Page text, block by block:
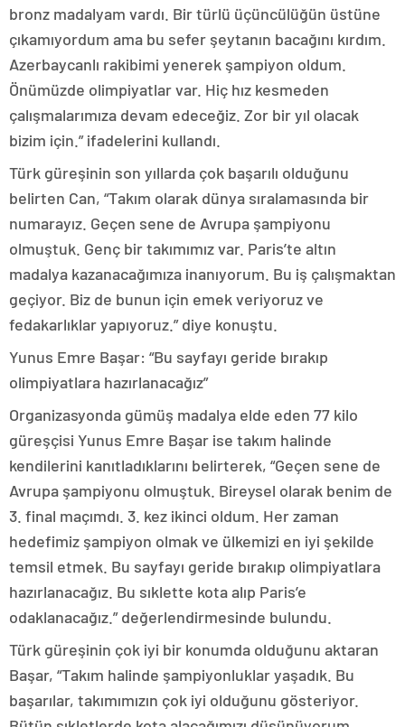
bronz madalyam vardı. Bir türlü üçüncülüğün üstüne
çıkamıyordum ama bu sefer şeytanın bacağını kırdım.
Azerbaycanlı rakibimi yenerek şampiyon oldum.
Önümüzde olimpiyatlar var. Hiç hız kesmeden
çalışmalarımıza devam edeceğiz. Zor bir yıl olacak
bizim için.” ifadelerini kullandı.
Türk güreşinin son yıllarda çok başarılı olduğunu
belirten Can, “Takım olarak dünya sıralamasında bir
numarayız. Geçen sene de Avrupa şampiyonu
olmuştuk. Genç bir takımımız var. Paris’te altın
madalya kazanacağımıza inanıyorum. Bu iş çalışmaktan
geçiyor. Biz de bunun için emek veriyoruz ve
fedakarlıklar yapıyoruz.” diye konuştu.
Yunus Emre Başar: “Bu sayfayı geride bırakıp
olimpiyatlara hazırlanacağız”
Organizasyonda gümüş madalya elde eden 77 kilo
güreşçisi Yunus Emre Başar ise takım halinde
kendilerini kanıtladıklarını belirterek, “Geçen sene de
Avrupa şampiyonu olmuştuk. Bireysel olarak benim de
3. final maçımdı. 3. kez ikinci oldum. Her zaman
hedefimiz şampiyon olmak ve ülkemizi en iyi şekilde
temsil etmek. Bu sayfayı geride bırakıp olimpiyatlara
hazırlanacağız. Bu sıklette kota alıp Paris’e
odaklanacağız.” değerlendirmesinde bulundu.
Türk güreşinin çok iyi bir konumda olduğunu aktaran
Başar, “Takım halinde şampiyonluklar yaşadık. Bu
başarılar, takımımızın çok iyi olduğunu gösteriyor.